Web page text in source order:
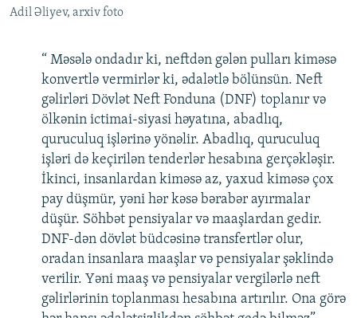
Adil Əliyev, arxiv foto
“ Məsələ ondadır ki, neftdən gələn pulları kiməsə
konvertlə vermirlər ki, ədalətlə bölünsün. Neft
gəlirləri Dövlət Neft Fonduna (DNF) toplanır və
ölkənin ictimai-siyasi həyatına, abadlıq,
quruculuq işlərinə yönəlir. Abadlıq, quruculuq
işləri də keçirilən tenderlər hesabına gerçəkləşir.
İkinci, insanlardan kiməsə az, yaxud kiməsə çox
pay düşmür, yəni hər kəsə bərabər ayırmalar
düşür. Söhbət pensiyalar və maaşlardan gedir.
DNF-dən dövlət büdcəsinə transfertlər olur,
oradan insanlara maaşlar və pensiyalar şəklində
verilir. Yəni maaş və pensiyalar vergilərlə neft
gəlirlərinin toplanması hesabına artırılır. Ona görə